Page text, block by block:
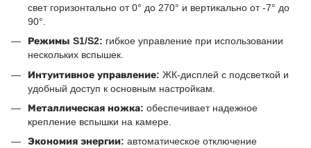
свет горизонтально от 0° до 270° и вертикально от -7° до
90°.
Режимы S1/S2: гибкое управление при использовании
нескольких вспышек.
Интуитивное управление: ЖК-дисплей с подсветкой и
удобный доступ к основным настройкам.
Металлическая ножка: обеспечивает надежное
крепление вспышки на камере.
Экономия энергии: автоматическое отключение